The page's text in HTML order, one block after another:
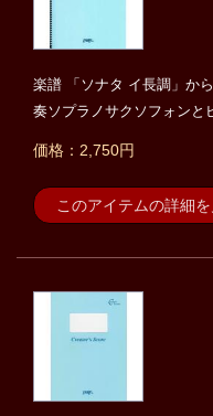
楽譜 「ソナタ イ長調」か
奏ソプラノサクソフォンと
価格：2,750円
このアイテムの詳細を